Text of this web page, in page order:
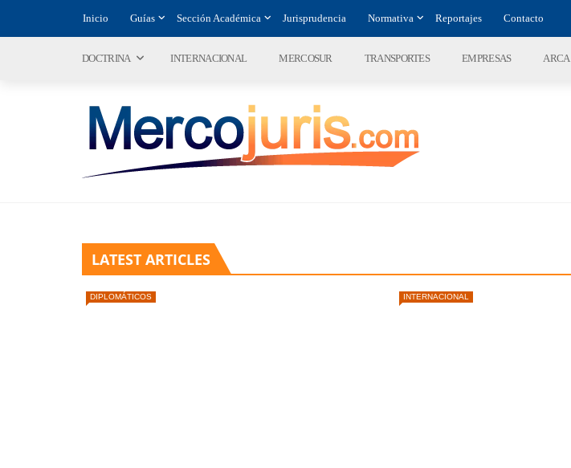
Inicio Guías Sección Académica Jurisprudencia Normativa Reportajes Contacto
DOCTRINA INTERNACIONAL MERCOSUR TRANSPORTES EMPRESAS ARCA
LATEST ARTICLES
DIPLOMÁTICOS INTERNACIONAL